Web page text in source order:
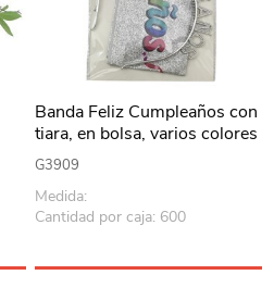
Banda Feliz Cumpleaños con
tiara, en bolsa, varios colores
G3909
Medida:
Cantidad por caja: 600